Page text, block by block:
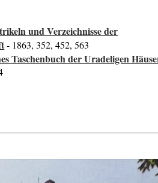
und Verzeichnisse der
- 1863, 352, 452, 563
Taschenbuch der Uradeligen